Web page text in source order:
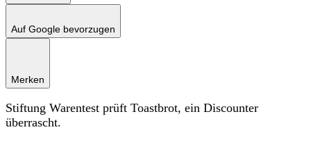
Auf Google bevorzugen
Merken
Stiftung Warentest prüft Toastbrot, ein Discounter
überrascht.